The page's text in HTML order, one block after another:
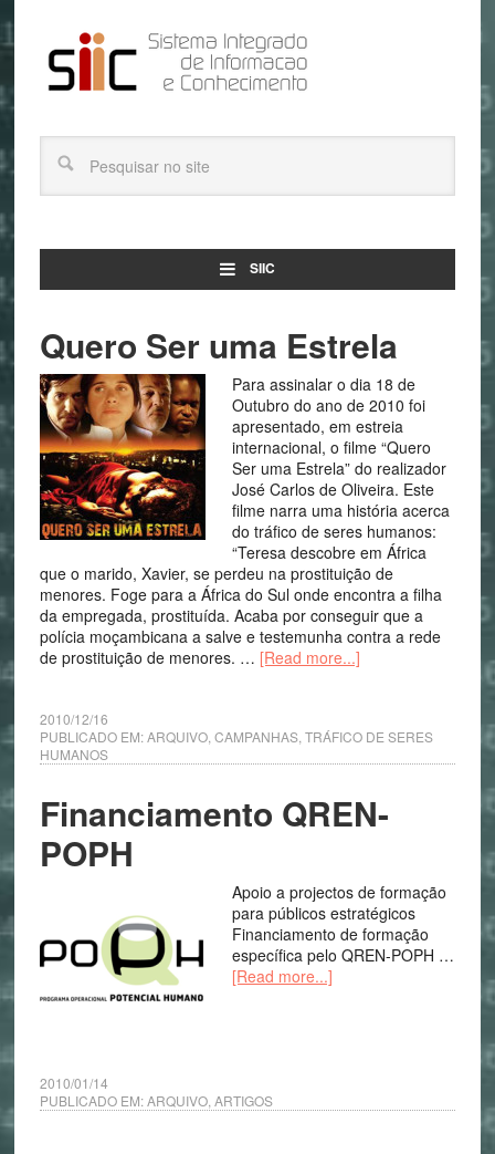
SIIC
Quero Ser uma Estrela
Para assinalar o dia 18 de
Outubro do ano de 2010 foi
apresentado, em estreia
internacional, o filme “Quero
Ser uma Estrela” do realizador
José Carlos de Oliveira. Este
filme narra uma história acerca
do tráfico de seres humanos:
“Teresa descobre em África
que o marido, Xavier, se perdeu na prostituição de
menores. Foge para a África do Sul onde encontra a filha
da empregada, prostituída. Acaba por conseguir que a
polícia moçambicana a salve e testemunha contra a rede
de prostituição de menores. … [Read more...]
2010/12/16
PUBLICADO EM:ARQUIVO, CAMPANHAS, TRÁFICO DE SERES
HUMANOS
Financiamento QREN-
POPH
Apoio a projectos de formação
para públicos estratégicos
Financiamento de formação
específica pelo QREN-POPH …
[Read more...]
2010/01/14
PUBLICADO EM:ARQUIVO, ARTIGOS